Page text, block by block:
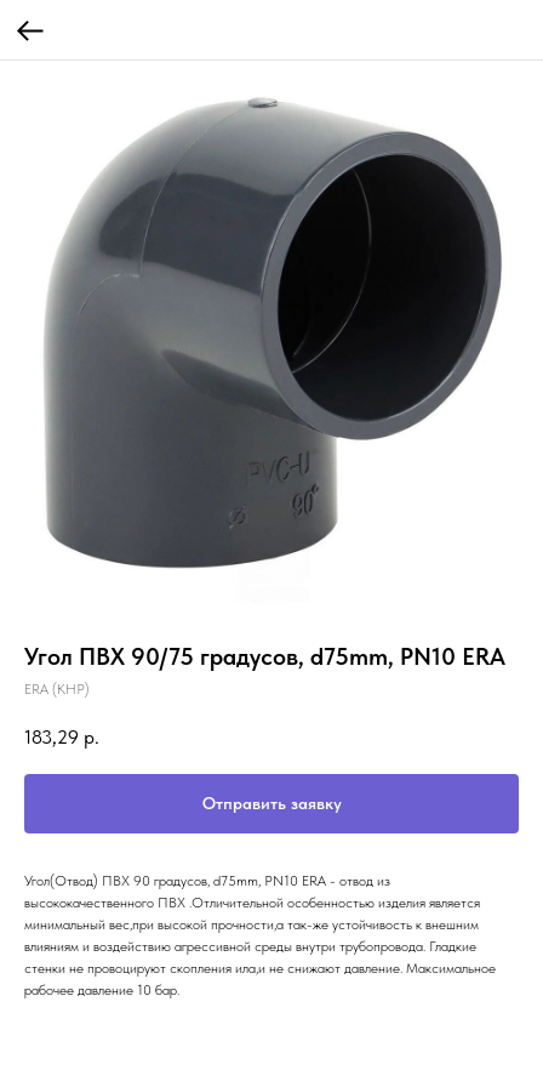
Угол ПВХ 90/75 градусов, d75mm, PN10 ERA
ERA (КНР)
183,29 р.
Отправить заявку
Угол(Отвод) ПВХ 90 градусов, d75mm, PN10 ERA - отвод из
высококачественного ПВХ .Отличительной особенностью изделия является
минимальный вес,при высокой прочности,а так-же устойчивость к внешним
влияниям и воздействию агрессивной среды внутри трубопровода. Гладкие
стенки не провоцируют скопления ила,и не снижают давление. Максимальное
рабочее давление 10 бар.